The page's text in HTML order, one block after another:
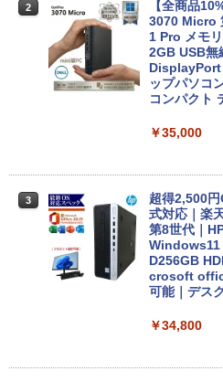
【OSなし
Core i5 富
リ8GB
ンキー
る 7日保証
￥17,980
dynabook
re i5 第6世
ows11 DVD
ffice付き 中
備済み
￥14,555
2
【全商品
3070 Micro
1 Pro メモ
2GB USB無
DisplayPort
ップパソコ
コンパクト
￥35,000
3
超得2,500
式対応｜楽
第8世代｜
Windows11
D256GB
crosoft
可能｜デス
￥34,800